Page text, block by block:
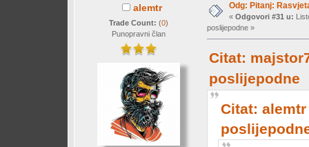
alemtr
Trade Count: (0)
Punopravni član
Odg: Pitanj:
« Odgovori #31 u:
poslijepodne »
Citat:
poslijepodne
Citat: alemtr